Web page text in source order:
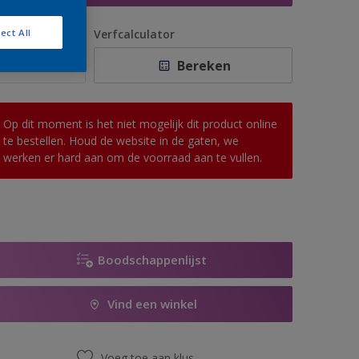
Verfcalculator
Bereken
Op dit moment is het niet mogelijk dit product online
te bestellen. Houd de website in de gaten, we
werken er hard aan om de voorraad aan te vullen.
Boodschappenlijst
Vind een winkel
All